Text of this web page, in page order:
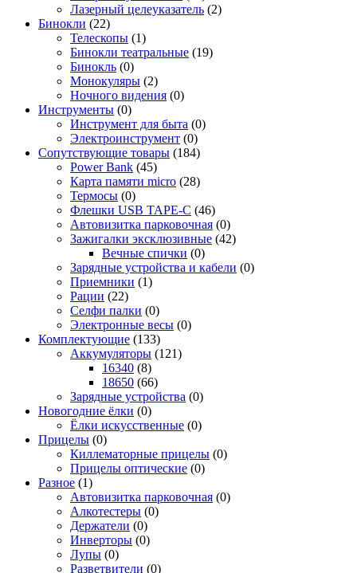
Лазерный целеуказатель (2)
Бинокли (22)
Телескопы (1)
Бинокли театральные (19)
Бинокль (0)
Монокуляры (2)
Ночного видения (0)
Инструменты (0)
Инструмент для быта (0)
Электроинструмент (0)
Сопутствующие товары (184)
Power Bank (45)
Карта памяти micro (28)
Термосы (0)
Флешки USB TAPE-C (46)
Автовизитка парковочная (0)
Зажигалки эксклюзивные (42)
Вечные спички (0)
Зарядные устройства и кабели (0)
Приемники (1)
Рации (22)
Селфи палки (0)
Электронные весы (0)
Комплектующие (133)
Аккумуляторы (121)
16340 (8)
18650 (66)
Зарядные устройства (0)
Новогодние ёлки (0)
Ёлки искусственные (0)
Прицелы (0)
Киллематорные прицелы (0)
Прицелы оптические (0)
Разное (1)
Автовизитка парковочная (0)
Алкотестеры (0)
Держатели (0)
Инверторы (0)
Лупы (0)
Разветвители (0)